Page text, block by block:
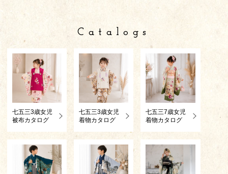
Catalogs
七五三3歳女児
被布カタログ
七五三3歳女児
着物カタログ
七五三7歳女児
着物カタログ